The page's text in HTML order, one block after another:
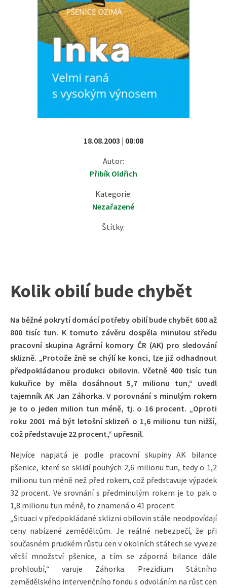
18.08.2003 | 08:08
Autor:
Přibík Oldřich
Kategorie:
Nezařazené
Štítky:
Kolik obilí bude chybět
Na běžné pokrytí domácí potřeby obilí bude chybět 600 až
800 tisíc tun. K tomuto závěru dospěla minulou středu
pracovní skupina Agrární komory ČR (AK) pro sledování
sklizně. „Protože žně se chýlí ke konci, lze již odhadnout
předpokládanou produkci obilovin. Včetně 400 tisíc tun
kukuřice by měla dosáhnout 5,7 milionu tun,“ uvedl
tajemník AK Jan Záhorka. V porovnání s minulým rokem
je to o jeden milion tun méně, tj. o 16 procent. „Oproti
roku 2001 má být letošní sklizeň o 1,6 milionu tun nižší,
což představuje 22 procent,“ upřesnil.
Nejvíce napjatá je podle pracovní skupiny AK bilance
pšenice, které se sklidí pouhých 2,6 milionu tun, tedy o 1,2
milionu tun méně než před rokem, což představuje výpadek
32 procent. Ve srovnání s předminulým rokem je to pak o
1,8 milionu tun méně, to znamená o 41 procent.
„Situaci v předpokládané sklizni obilovin stále neodpovídají
ceny nabízené zemědělcům. Je reálné nebezpečí, že při
současném prudkém růstu cen v okolních státech se vyveze
větší množství pšenice, a tím se záporná bilance dále
prohloubí,“ varuje Záhorka. Prezidium Státního
zemědělského intervenčního fondu s odvoláním na růst cen